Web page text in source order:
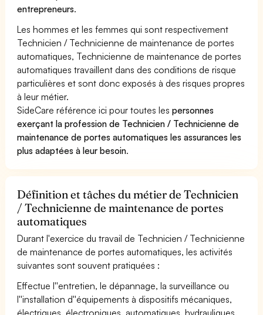
entrepreneurs.
Les hommes et les femmes qui sont respectivement
Technicien / Technicienne de maintenance de portes
automatiques, Technicienne de maintenance de portes
automatiques travaillent dans des conditions de risque
particulières et sont donc exposés à des risques propres
à leur métier.
SideCare référence ici pour toutes lespersonnes
exerçant la profession de Technicien / Technicienne de
maintenance de portes automatiques les assurances les
plus adaptées à leur besoin.
Définition et tâches du métier de Technicien
/ Technicienne de maintenance de portes
automatiques
Durant l'exercice du travail de Technicien / Technicienne
de maintenance de portes automatiques, les activités
suivantes sont souvent pratiquées :
Effectue l''entretien, le dépannage, la surveillance ou
l''installation d''équipements à dispositifs mécaniques,
électriques, électroniques, automatiques, hydrauliques,